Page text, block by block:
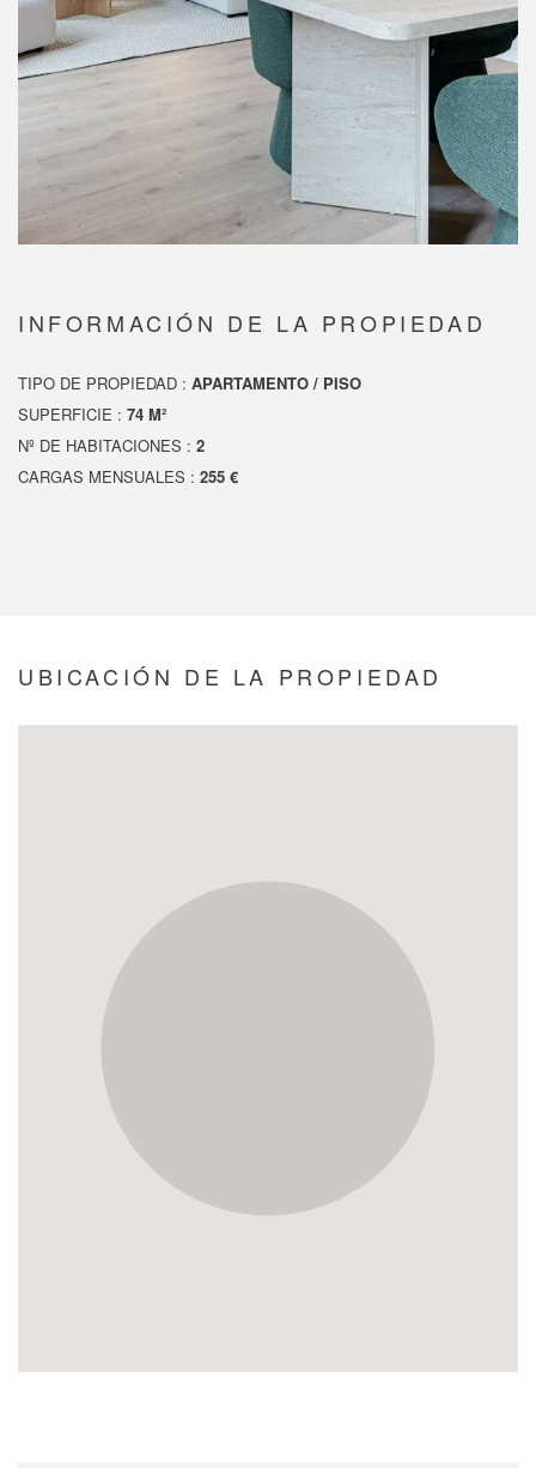
INFORMACIÓN DE LA PROPIEDAD
TIPO DE PROPIEDAD : APARTAMENTO / PISO
SUPERFICIE : 74 M²
Nº DE HABITACIONES : 2
CARGAS MENSUALES : 255 €
UBICACIÓN DE LA PROPIEDAD